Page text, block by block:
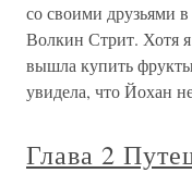
со своими друзьями
Волкин Стрит. Хотя
вышла купить
увидела, что Йохан
Глава 2